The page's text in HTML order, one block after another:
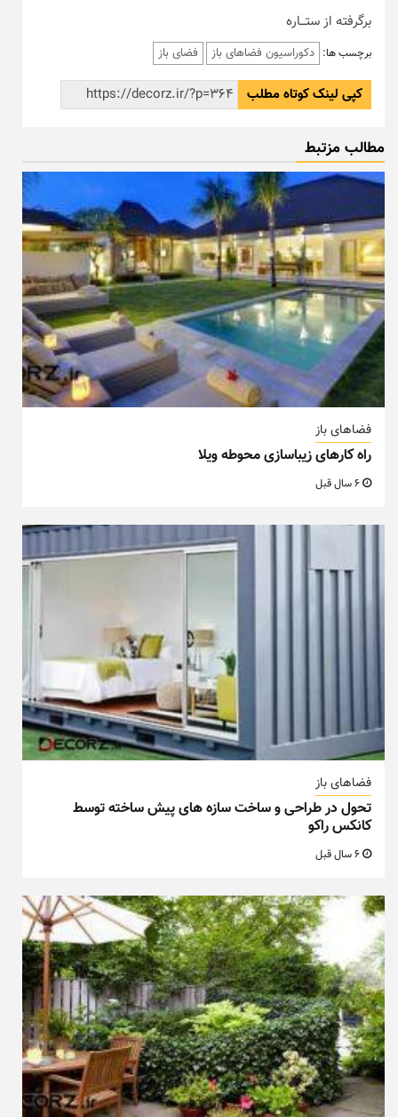
برگرفته از ستـــاره
برچسب ها: دکوراسیون فضاهای باز فضای باز
کپی لینک کوتاه مطلب
مطالب مزتبط
فضاهای باز
راه کارهای زیباسازی محوطه ویلا
فضاهای باز
تحول در طراحی و ساخت سازه های پیش ساخته توسط
کانکس راکو